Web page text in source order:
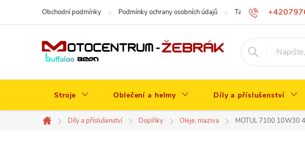
Obchodní podmínky Podmínky ochrany osobních údajů Tabulka velikostí
Stroje Oblečení a helmy Díly a příslušenství
Domů
Díly a příslušenství Doplňky Oleje, maziva MOTUL 7100 10W30